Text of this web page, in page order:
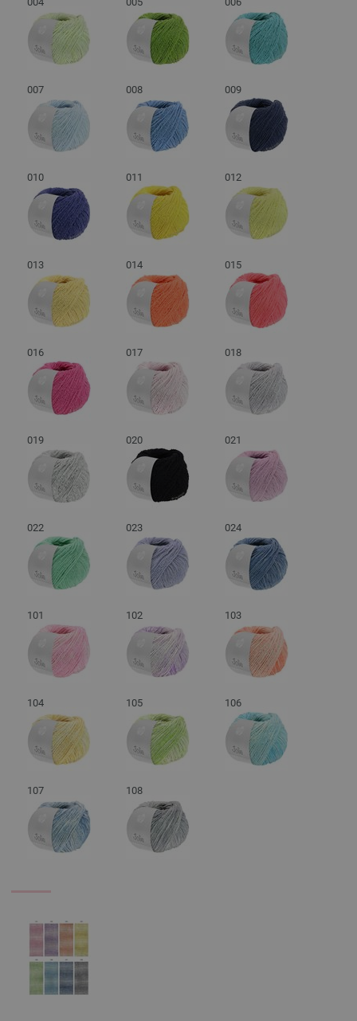
007 008 009
010 011 012
013 014 015
016 017 018
019 020 021
022 023 024
101 102 103
104 105 106
107 108